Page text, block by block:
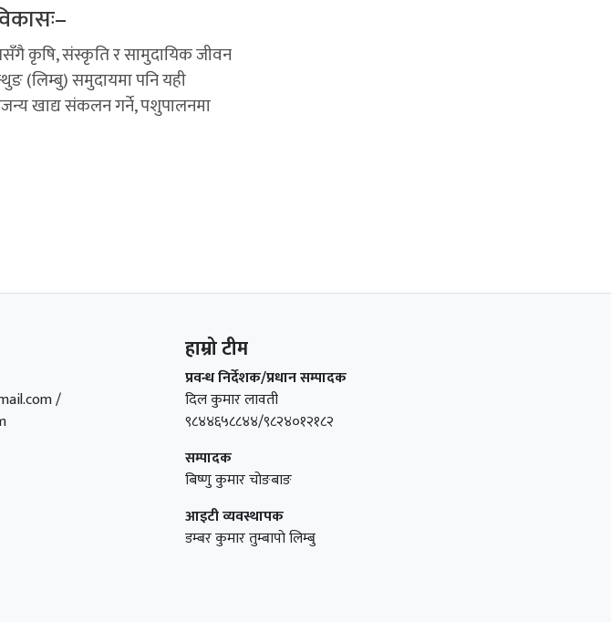
कृषि, संस्कृति र सामुदायिक जीवन
(लिम्बु) समुदायमा पनि यही
खाद्य संकलन गर्ने, पशुपालनमा
/
हाम्रो टीम
प्रवन्ध निर्देशक/प्रधान सम्पादक
दिल कुमार लावती
९८४४६५८८४४/९८२४०१२१८२
सम्पादक
बिष्णु कुमार चोङबाङ
आइटी व्यवस्थापक
डम्बर कुमार तुम्बापाे लिम्बु